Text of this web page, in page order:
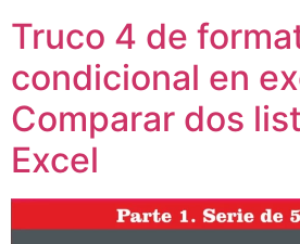
Truco 4 de
condicional en
Comparar dos
Excel